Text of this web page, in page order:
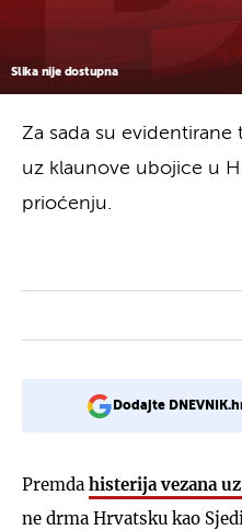
Slika nije dostupna
Za sada su evidentirane
uz klaunove ubojice u
prioćenju.
Dodajte
Premda histerija vezana
ne drma Hrvatsku kao